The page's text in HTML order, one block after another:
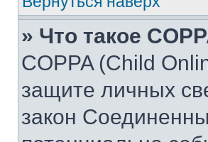
» Что такое
COPPA (Child
защите личных
закон